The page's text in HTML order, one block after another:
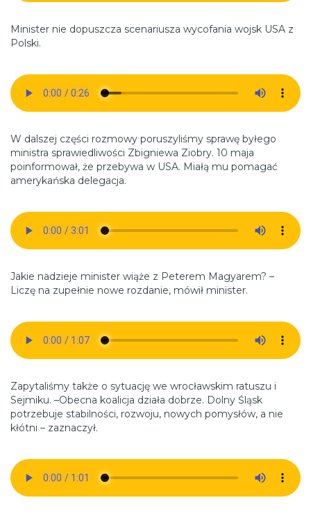
Minister nie dopuszcza scenariusza wycofania wojsk USA z
Polski.
W dalszej części rozmowy poruszyliśmy sprawę byłego
ministra sprawiedliwości Zbigniewa Ziobry. 10 maja
poinformował, że przebywa w USA. Miałą mu pomagać
amerykańska delegacja.
Jakie nadzieje minister wiąże z Peterem Magyarem? –
Liczę na zupełnie nowe rozdanie, mówił minister.
Zapytaliśmy także o sytuację we wrocławskim ratuszu i
Sejmiku. –Obecna koalicja działa dobrze. Dolny Śląsk
potrzebuje stabilności, rozwoju, nowych pomysłów, a nie
kłótni – zaznaczył.